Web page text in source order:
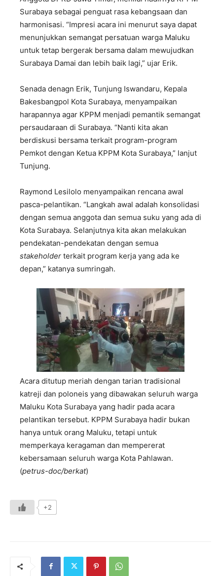
Surabaya sebagai penguat rasa kebangsaan dan
harmonisasi. “Impresi acara ini menurut saya dapat
menunjukkan semangat persatuan warga Maluku
untuk tetap bergerak bersama dalam mewujudkan
Surabaya Damai dan lebih baik lagi,” ujar Erik.
Senada denagn Erik, Tunjung Iswandaru, Kepala
Bakesbangpol Kota Surabaya, menyampaikan
harapannya agar KPPM menjadi pemantik semangat
persaudaraan di Surabaya. “Nanti kita akan
berdiskusi bersama terkait program-program
Pemkot dengan Ketua KPPM Kota Surabaya,” lanjut
Tunjung.
Raymond Lesilolo menyampaikan rencana awal
pasca-pelantikan. “Langkah awal adalah konsolidasi
dengan semua anggota dan semua suku yang ada di
Kota Surabaya. Selanjutnya kita akan melakukan
pendekatan-pendekatan dengan semua
stakeholder terkait program kerja yang ada ke
depan,” katanya sumringah.
Acara ditutup meriah dengan tarian tradisional
katreji dan poloneis yang dibawakan seluruh warga
Maluku Kota Surabaya yang hadir pada acara
pelantikan tersebut. KPPM Surabaya hadir bukan
hanya untuk orang Maluku, tetapi untuk
memperkaya keragaman dan mempererat
kebersamaan seluruh warga Kota Pahlawan.
(petrus-doc/berkat)
+2